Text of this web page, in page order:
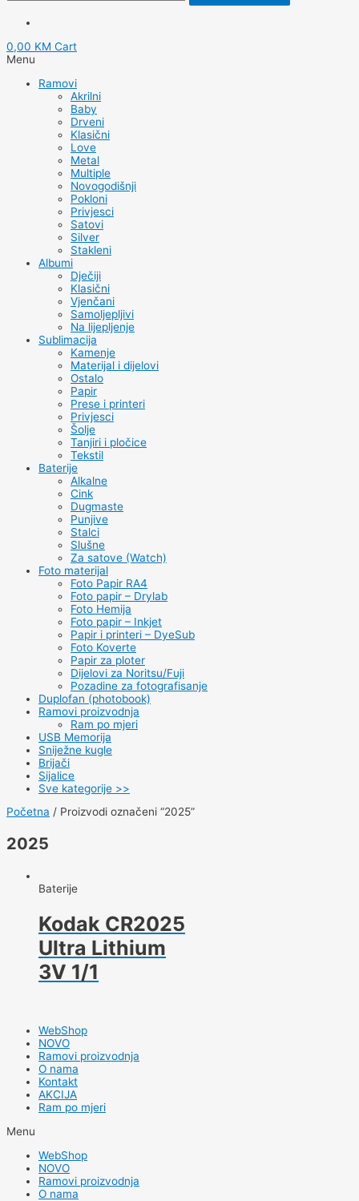
0,00 KM Cart
Menu
Ramovi
Akrilni
Baby
Drveni
Klasični
Love
Metal
Multiple
Novogodišnji
Pokloni
Privjesci
Satovi
Silver
Stakleni
Albumi
Dječiji
Klasični
Vjenčani
Samoljepljivi
Na lijepljenje
Sublimacija
Kamenje
Materijal i dijelovi
Ostalo
Papir
Prese i printeri
Privjesci
Šolje
Tanjiri i pločice
Tekstil
Baterije
Alkalne
Cink
Dugmaste
Punjive
Stalci
Slušne
Za satove (Watch)
Foto materijal
Foto Papir RA4
Foto papir – Drylab
Foto Hemija
Foto papir – Inkjet
Papir i printeri – DyeSub
Foto Koverte
Papir za ploter
Dijelovi za Noritsu/Fuji
Pozadine za fotografisanje
Duplofan (photobook)
Ramovi proizvodnja
Ram po mjeri
USB Memorija
Sniježne kugle
Brijači
Sijalice
Sve kategorije >>
Početna / Proizvodi označeni “2025”
2025
Baterije
Kodak CR2025
Ultra Lithium
3V 1/1
WebShop
NOVO
Ramovi proizvodnja
O nama
Kontakt
AKCIJA
Ram po mjeri
Menu
WebShop
NOVO
Ramovi proizvodnja
O nama